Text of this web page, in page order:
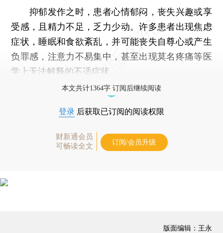
抑郁发作之时，患者心情郁闷，丧失兴趣或享
受感，且精力不足，乏力少动。许多患者出现焦虑
症状，睡眠和食欲紊乱，并可能丧失自尊心或产生
负罪感，注意力不易集中，甚至出现莫名疼痛等医
学上无法解释的不适症状。
本文共计1364字 订阅后继续阅读
登录 后获取已订阅的阅读权限
财新通会员
可畅读全文
订阅/会员升级
版面编辑：王永